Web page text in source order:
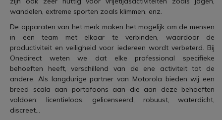
wandelen, extreme sporten zoals klimmen, enz.
De apparaten van het merk maken het mogelijk om de mensen
in een team met elkaar te verbinden, waardoor de
productiviteit en veiligheid voor iedereen wordt verbeterd. Bij
Onedirect weten we dat elke professional specifieke
behoeften heeft, verschillend van de ene activiteit tot de
andere. Als langdurige partner van Motorola bieden wij een
breed scala aan portofoons aan die aan deze behoeften
voldoen: licentieloos, gelicenseerd, robuust, waterdicht,
discreet...